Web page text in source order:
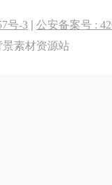
号-3
公安备案号 :
素材资源站